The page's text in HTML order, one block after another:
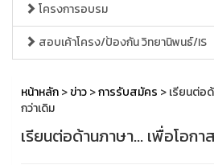
โครงการอบรม
สอบเค้าโครง/ป้องกัน วิทยานิพนธ์/IS
หน้าหลัก>ข่าว>การรับสมัคร > เรียนต่อ
กว่าเดิม
เรียนต่อด้านภาษา... เพื่อโอกา